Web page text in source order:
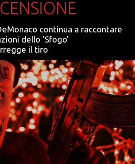
continua a raccontare
dello 'Sfogo'
il tiro